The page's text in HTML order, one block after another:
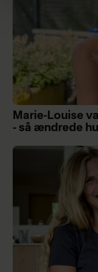
Marie-Louise
- så ændrede